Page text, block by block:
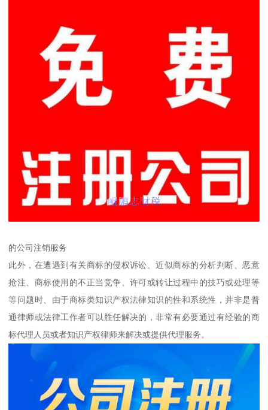
的公司注销服务
此外，在遭遇到有关商标的侵权诉讼、近似商标的分析判断、恶意
抢注、商标使用的不正当竞争、许可或转让过程中的技巧或处理等
等问题时、由于商标类知识产权法律知识的性和系统性，并非是普
通律师或法律工作者可以胜任解决的，非常有必要通过有经验的商
标代理人员或者知识产权律师来解决或提供代理服务。